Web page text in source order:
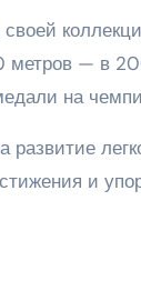
— в
на
и